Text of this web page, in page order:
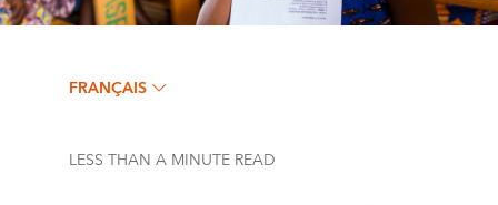
FRANÇAIS
LESS THAN A MINUTE READ